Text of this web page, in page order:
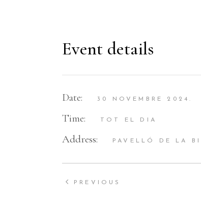
Event details
Date: 30 NOVEMBRE 2024.
Time: TOT EL DIA
Address: PAVELLÓ DE LA
PREVIOUS